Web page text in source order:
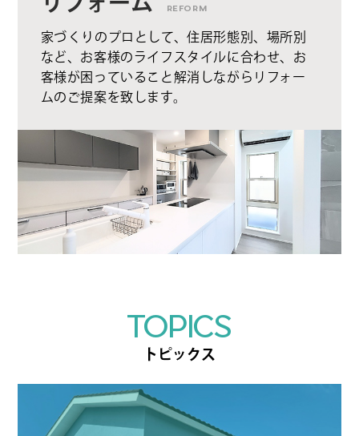
REFORM
家づくりのプロとして、住居形態別、場所別
など、お客様のライフスタイルに合わせ、お
客様が困っていること解消しながらリフォー
ムのご提案を致します。
TOPICS
トピックス